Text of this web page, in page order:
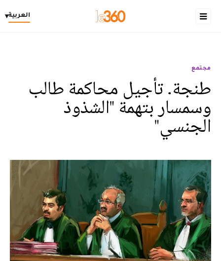
العربية▾
مجتمع
طنجة. تأجيل محاكمة طالب
وسمسار بتهمة "الشذوذ
الجنسي"